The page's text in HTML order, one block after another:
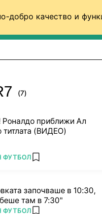
добро качество и
(7)
Роналдо приближи Ал
титлата (ВИДЕО)
ФУТБОЛ add favorites
започваше в 10:30,
там в 7:30"
ФУТБОЛ